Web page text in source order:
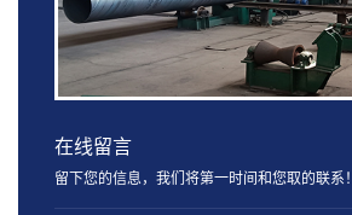
在线留言
留下您的信息，我们将第一时间和您取的联系！